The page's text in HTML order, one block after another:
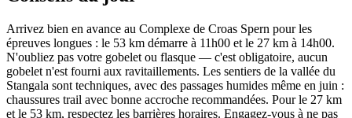
Arrivez bien en avance au Complexe de Croas Spern pour les
épreuves longues : le 53 km démarre à 11h00 et le 27 km à 14h00.
N'oubliez pas votre gobelet ou flasque — c'est obligatoire, aucun
gobelet n'est fourni aux ravitaillements. Les sentiers de la vallée du
Stangala sont techniques, avec des passages humides même en juin :
chaussures trail avec bonne accroche recommandées. Pour le 27 km
et le 53 km, respectez les barrières horaires. Engagez-vous à ne pas